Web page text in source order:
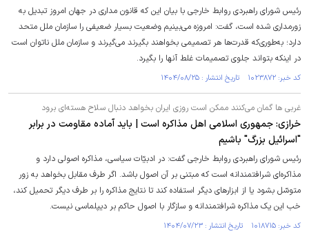
رئیس شورای راهبردی روابط خارجی با بیان این که قانون مداری در جهان امروز تبدیل به
زورمداری شده است، گفت: امروزه می‌بینیم وضعیت بسیار ضعیفی را سازمان ملل متحد
دارد؛ به‌طوری‌که قدرت‌ها هر تصمیمی بخواهند بگیرند می‌گیرند و سازمان ملل ناتوان است
در اینکه بتواند جلوی تصمیمات غلط آنها را بگیرد.
کد خبر: ۱۰۲۳۸۷۲ تاریخ انتشار : ۱۴۰۴/۰۸/۲۵
غربی ها گمان می‌کنند ممکن است روزی ایران بخواهد دنبال سلاح هسته‌ای برود
خرازی: جمهوری اسلامی اهل مذاکره است | باید آماده مقاومت در برابر
"اسرائیل بزرگ" باشیم
رئیس شورای راهبردی روابط خارجی گفت: در ادبیّات سیاسی، مذاکره اصولی دارد و
مذاکره‌ای شرافتمندانه است که مبتنی بر آن اصول باشد. اگر طرف مقابل بخواهد به زور
متوسّل بشود یا از ابزار‌های دیگر استفاده کند تا نتایج مذاکره را بر طرف دیگر تحمیل کند،
خب این یک مذاکره شرافتمندانه و سازگار با اصول حاکم بر دیپلماسی نیست.
کد خبر: ۱۰۱۸۷۱۵ تاریخ انتشار : ۱۴۰۴/۰۷/۲۳